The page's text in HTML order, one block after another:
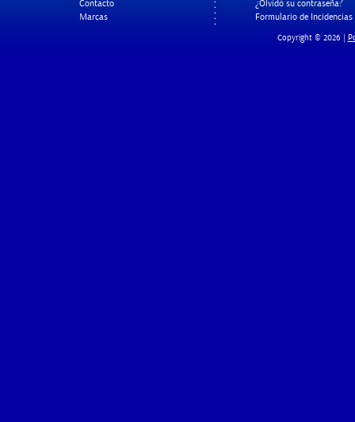
Contacto
Marcas
¿Olvidó su contraseña?
Formulario de Incidencias
Copyright © 2026 |